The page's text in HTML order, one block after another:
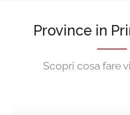
Province in
Scopri cosa fare